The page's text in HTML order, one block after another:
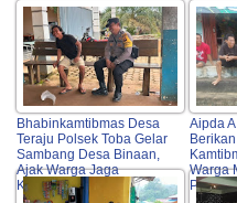
Bhabinkamtibmas Desa
Teraju Polsek Toba Gelar
Sambang Desa Binaan,
Ajak Warga Jaga
Kerukunan
Aipda
Warga